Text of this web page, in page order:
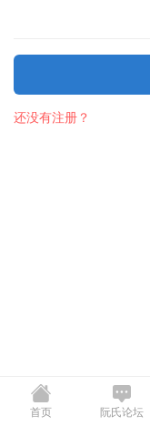
还没有注册？
首页 阮氏论坛